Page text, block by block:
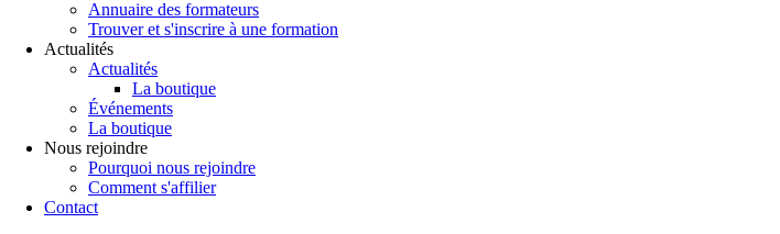
Annuaire des formateurs
Trouver et s'inscrire à une formation
Actualités
Actualités
La boutique
Événements
La boutique
Nous rejoindre
Pourquoi nous rejoindre
Comment s'affilier
Contact